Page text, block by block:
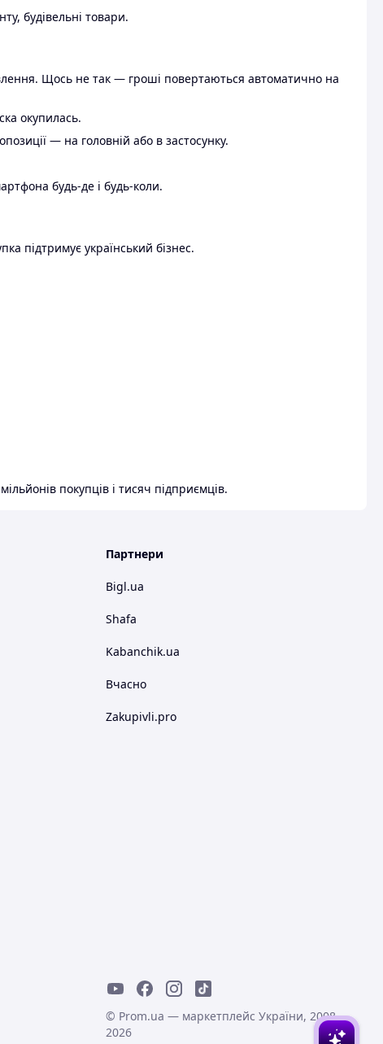
будівельні товари.
Щось не так — гроші повертаються автоматично на
окупилась.
— на головній або в застосунку.
будь-де і будь-коли.
підтримує український бізнес.
покупців і тисяч підприємців.
Партнери
Bigl.ua
Shafa
Kabanchik.ua
Вчасно
Zakupivli.pro
© Prom.ua — маркетплейс України, 2008-
2026